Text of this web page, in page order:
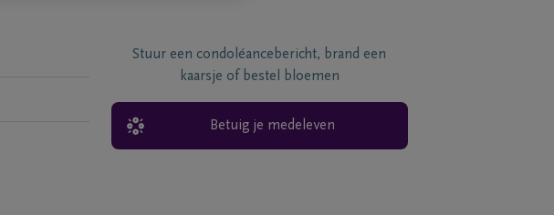
Stuur een condoléancebericht, brand een
kaarsje of bestel bloemen
Betuig je medeleven